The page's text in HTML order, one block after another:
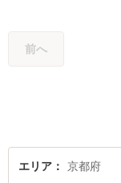
前へ
エリア 京都府